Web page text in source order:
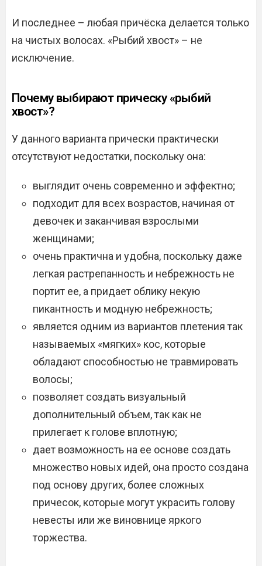
И последнее – любая причёска делается только
на чистых волосах. «Рыбий хвост» – не
исключение.
Почему выбирают прическу «рыбий
хвост»?
У данного варианта прически практически
отсутствуют недостатки, поскольку она:
выглядит очень современно и эффектно;
подходит для всех возрастов, начиная от
девочек и заканчивая взрослыми
женщинами;
очень практична и удобна, поскольку даже
легкая растрепанность и небрежность не
портит ее, а придает облику некую
пикантность и модную небрежность;
является одним из вариантов плетения так
называемых «мягких» кос, которые
обладают способностью не травмировать
волосы;
позволяет создать визуальный
дополнительный объем, так как не
прилегает к голове вплотную;
дает возможность на ее основе создать
множество новых идей, она просто создана
под основу других, более сложных
причесок, которые могут украсить голову
невесты или же виновнице яркого
торжества.